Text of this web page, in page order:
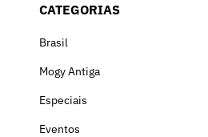
CATEGORIAS
Brasil
Mogy Antiga
Especiais
Eventos